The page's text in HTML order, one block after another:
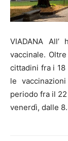
VIADANA All’
vaccinale.
cittadini fra i 18
le
periodo fra il
venerdì, dalle